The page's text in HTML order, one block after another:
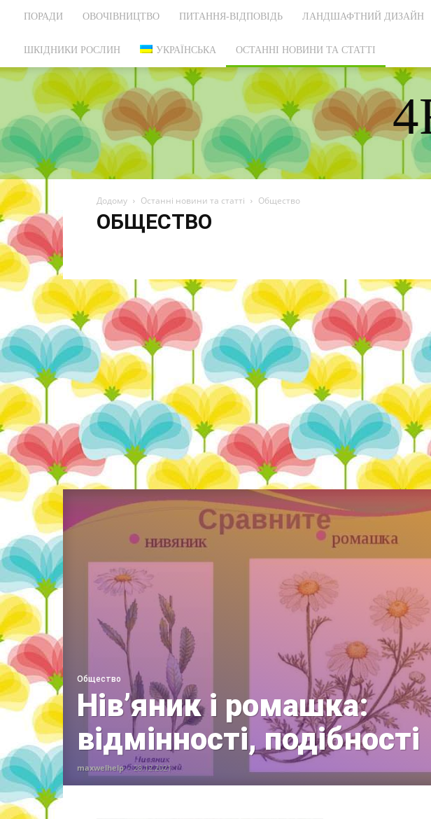
ПОРАДИ ОВОЧІВНИЦТВО ПИТАННЯ-ВІДПОВІДЬ ЛАНДШАФТНИЙ ДИЗАЙН
ШКІДНИКИ РОСЛИН УКРАЇНСЬКА ОСТАННІ НОВИНИ ТА СТАТТІ
Додому Останні новини та статті Общество
ОБЩЕСТВО
Дом
Дом и дача Жизнь Квартиры до 45 кв.м. личный опыт читателей
Организация пространства
Планировка Полезные статьи Разное
Сегодня в 11:23
Советы Спец / Arduino Спец / Инструменты Спец /
Спец / Усилители
Статьи и обзоры Столярка строительство Теплицы и
Общество
Нів’яник і ромашка:
відмінності, подібності
maxwelhelp - 28.12.2021